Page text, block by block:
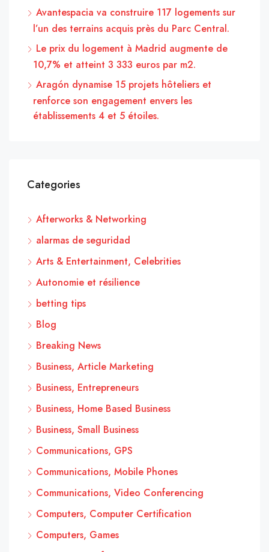
Avantespacia va construire 117 logements sur
l’un des terrains acquis près du Parc Central.
Le prix du logement à Madrid augmente de
10,7% et atteint 3 333 euros par m2.
Aragón dynamise 15 projets hôteliers et
renforce son engagement envers les
établissements 4 et 5 étoiles.
Categories
Afterworks & Networking
alarmas de seguridad
Arts & Entertainment, Celebrities
Autonomie et résilience
betting tips
Blog
Breaking News
Business, Article Marketing
Business, Entrepreneurs
Business, Home Based Business
Business, Small Business
Communications, GPS
Communications, Mobile Phones
Communications, Video Conferencing
Computers, Computer Certification
Computers, Games